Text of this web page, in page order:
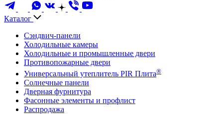
Каталог
Сэндвич-панели
Холодильные камеры
Холодильные и промышленные двери
Противопожарные двери
Универсальный утеплитель PIR Плита®
Солнечные панели
Дверная фурнитура
Фасонные элементы и профлист
Распродажа